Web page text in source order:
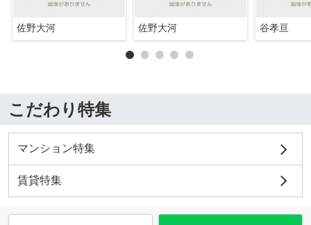
佐野大河 佐野大河 谷孝亘
こだわり特集
マンション特集
賃貸特集